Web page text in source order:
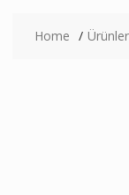
Home Ürünler